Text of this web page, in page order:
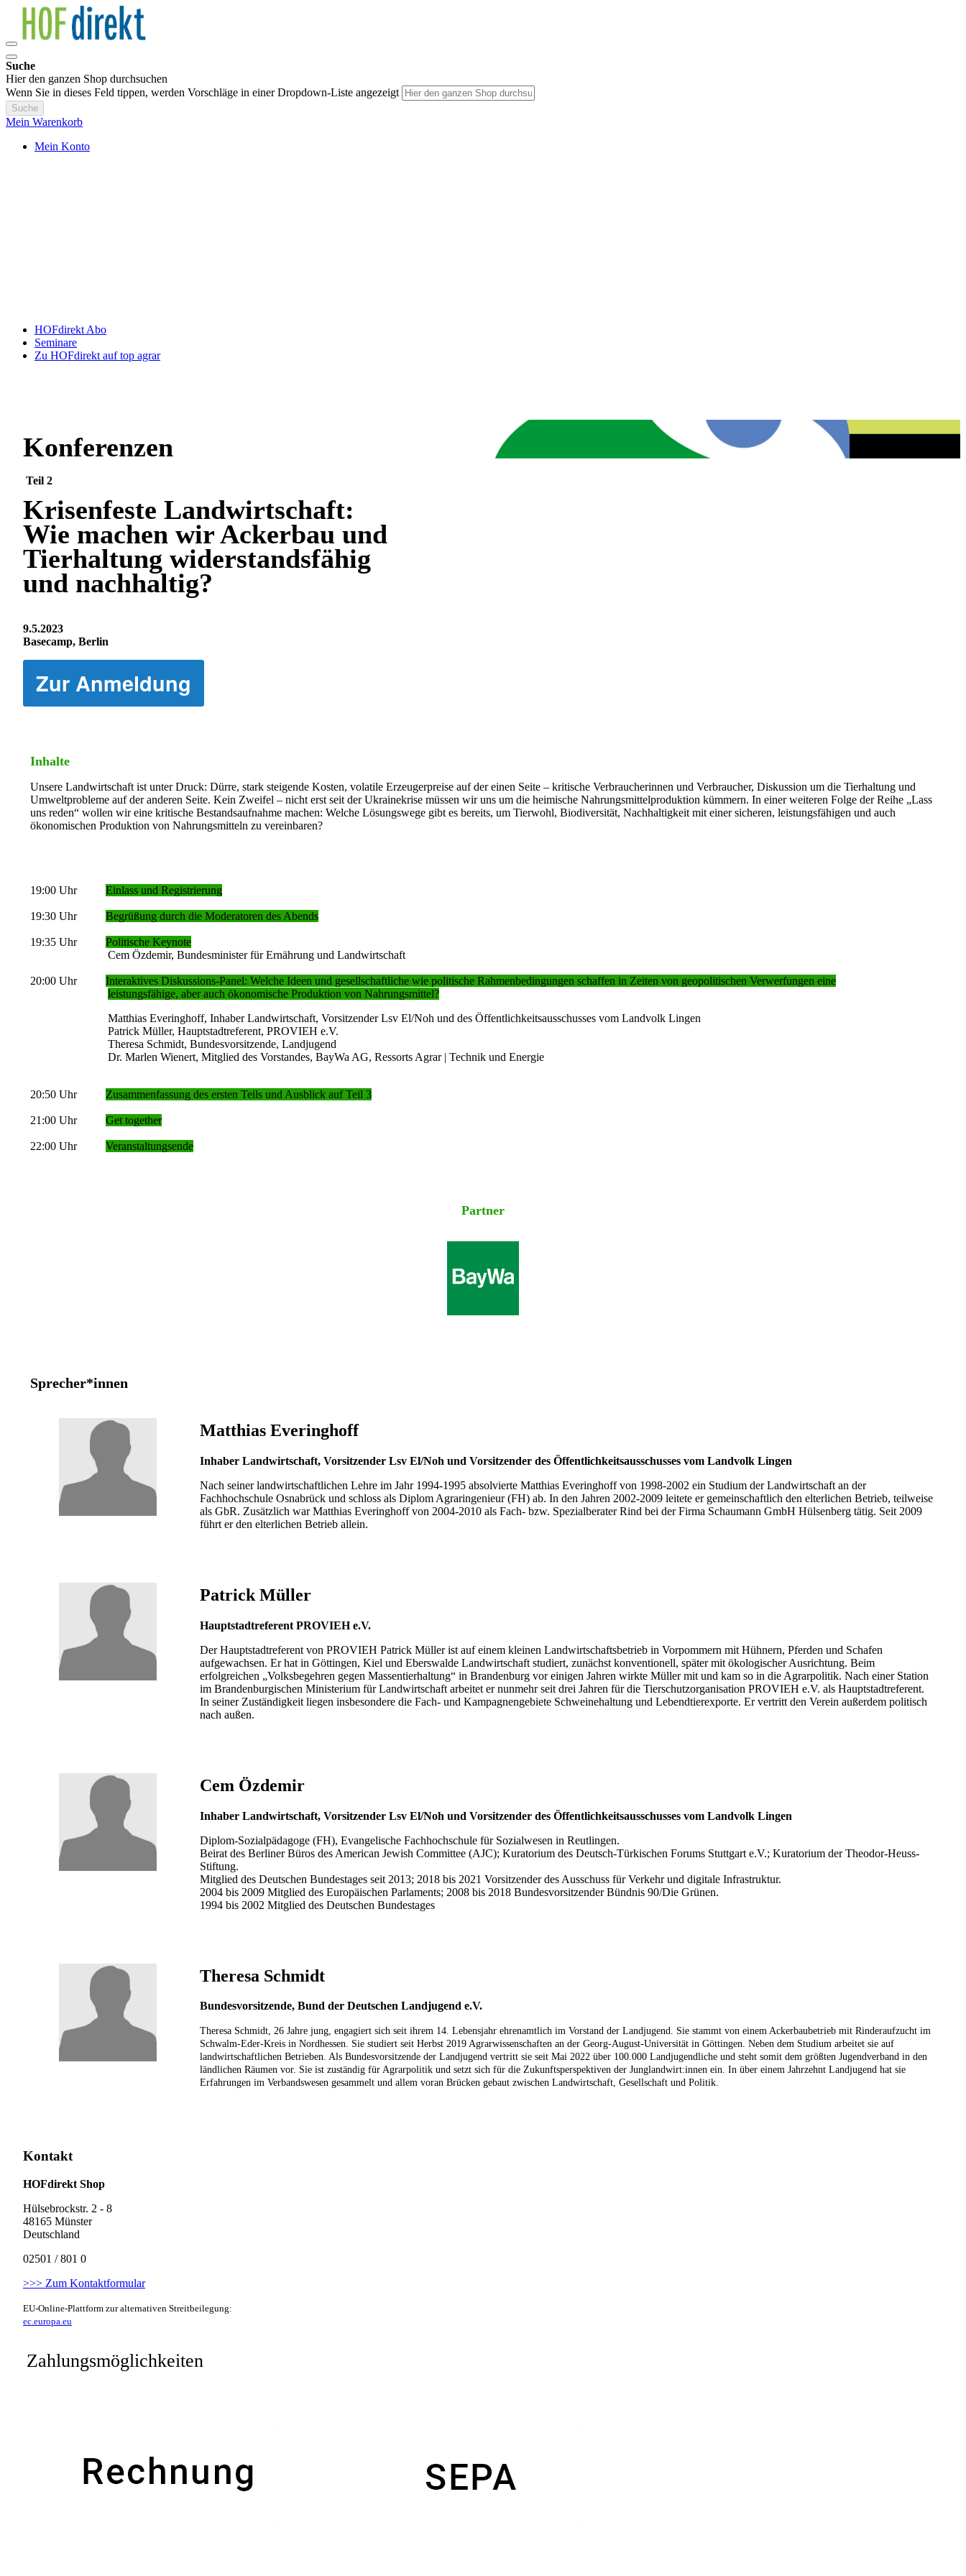
Suche
Hier den ganzen Shop durchsuchen
Wenn Sie in dieses Feld tippen, werden Vorschläge in einer Dropdown-Liste angezeigt
Suche
Mein Warenkorb
Mein Konto
HOFdirekt Abo
Seminare
Zu HOFdirekt auf top agrar
Konferenzen
Teil 2
Krisenfeste Landwirtschaft:
Wie machen wir Ackerbau und
Tierhaltung widerstandsfähig
und nachhaltig?
9.5.2023
Basecamp, Berlin
Zur Anmeldung
Inhalte
Unsere Landwirtschaft ist unter Druck: Dürre, stark steigende Kosten, volatile Erzeugerpreise auf der einen Seite – kritische Verbraucherinnen und Verbraucher, Diskussion um die Tierhaltung und
Umweltprobleme auf der anderen Seite. Kein Zweifel – nicht erst seit der Ukrainekrise müssen wir uns um die heimische Nahrungsmittelproduktion kümmern. In einer weiteren Folge der Reihe „Lass
uns reden“ wollen wir eine kritische Bestandsaufnahme machen: Welche Lösungswege gibt es bereits, um Tierwohl, Biodiversität, Nachhaltigkeit mit einer sicheren, leistungsfähigen und auch
ökonomischen Produktion von Nahrungsmitteln zu vereinbaren?
19:00 Uhr Einlass und Registrierung
19:30 Uhr Begrüßung durch die Moderatoren des Abends
19:35 Uhr Politische Keynote
Cem Özdemir, Bundesminister für Ernährung und Landwirtschaft
20:00 Uhr Interaktives Diskussions-Panel: Welche Ideen und gesellschaftliche wie politische Rahmenbedingungen schaffen in Zeiten von geopolitischen Verwerfungen eine
leistungsfähige, aber auch ökonomische Produktion von Nahrungsmittel?
Matthias Everinghoff, Inhaber Landwirtschaft, Vorsitzender Lsv El/Noh und des Öffentlichkeitsausschusses vom Landvolk Lingen
Patrick Müller, Hauptstadtreferent, PROVIEH e.V.
Theresa Schmidt, Bundesvorsitzende, Landjugend
Dr. Marlen Wienert, Mitglied des Vorstandes, BayWa AG, Ressorts Agrar | Technik und Energie
20:50 Uhr Zusammenfassung des ersten Teils und Ausblick auf Teil 3
21:00 Uhr Get together
22:00 Uhr Veranstaltungsende
Partner
Sprecher*innen
Matthias Everinghoff
Inhaber Landwirtschaft, Vorsitzender Lsv El/Noh und Vorsitzender des Öffentlichkeitsausschusses vom Landvolk Lingen
Nach seiner landwirtschaftlichen Lehre im Jahr 1994-1995 absolvierte Matthias Everinghoff von 1998-2002 ein Studium der Landwirtschaft an der
Fachhochschule Osnabrück und schloss als Diplom Agraringenieur (FH) ab. In den Jahren 2002-2009 leitete er gemeinschaftlich den elterlichen Betrieb, teilweise
als GbR. Zusätzlich war Matthias Everinghoff von 2004-2010 als Fach- bzw. Spezialberater Rind bei der Firma Schaumann GmbH Hülsenberg tätig. Seit 2009
führt er den elterlichen Betrieb allein.
Patrick Müller
Hauptstadtreferent PROVIEH e.V.
Der Hauptstadtreferent von PROVIEH Patrick Müller ist auf einem kleinen Landwirtschaftsbetrieb in Vorpommern mit Hühnern, Pferden und Schafen
aufgewachsen. Er hat in Göttingen, Kiel und Eberswalde Landwirtschaft studiert, zunächst konventionell, später mit ökologischer Ausrichtung. Beim
erfolgreichen „Volksbegehren gegen Massentierhaltung“ in Brandenburg vor einigen Jahren wirkte Müller mit und kam so in die Agrarpolitik. Nach einer Station
im Brandenburgischen Ministerium für Landwirtschaft arbeitet er nunmehr seit drei Jahren für die Tierschutzorganisation PROVIEH e.V. als Hauptstadtreferent.
In seiner Zuständigkeit liegen insbesondere die Fach- und Kampagnengebiete Schweinehaltung und Lebendtierexporte. Er vertritt den Verein außerdem politisch
nach außen.
Cem Özdemir
Inhaber Landwirtschaft, Vorsitzender Lsv El/Noh und Vorsitzender des Öffentlichkeitsausschusses vom Landvolk Lingen
Diplom-Sozialpädagoge (FH), Evangelische Fachhochschule für Sozialwesen in Reutlingen.
Beirat des Berliner Büros des American Jewish Committee (AJC); Kuratorium des Deutsch-Türkischen Forums Stuttgart e.V.; Kuratorium der Theodor-Heuss-
Stiftung.
Mitglied des Deutschen Bundestages seit 2013; 2018 bis 2021 Vorsitzender des Ausschuss für Verkehr und digitale Infrastruktur.
2004 bis 2009 Mitglied des Europäischen Parlaments; 2008 bis 2018 Bundesvorsitzender Bündnis 90/Die Grünen.
1994 bis 2002 Mitglied des Deutschen Bundestages
Theresa Schmidt
Bundesvorsitzende, Bund der Deutschen Landjugend e.V.
Theresa Schmidt, 26 Jahre jung, engagiert sich seit ihrem 14. Lebensjahr ehrenamtlich im Vorstand der Landjugend. Sie stammt von einem Ackerbaubetrieb mit Rinderaufzucht im
Schwalm-Eder-Kreis in Nordhessen. Sie studiert seit Herbst 2019 Agrarwissenschaften an der Georg-August-Universität in Göttingen. Neben dem Studium arbeitet sie auf
landwirtschaftlichen Betrieben. Als Bundesvorsitzende der Landjugend vertritt sie seit Mai 2022 über 100.000 Landjugendliche und steht somit dem größten Jugendverband in den
ländlichen Räumen vor. Sie ist zuständig für Agrarpolitik und setzt sich für die Zukunftsperspektiven der Junglandwirt:innen ein. In über einem Jahrzehnt Landjugend hat sie
Erfahrungen im Verbandswesen gesammelt und allem voran Brücken gebaut zwischen Landwirtschaft, Gesellschaft und Politik.
Kontakt
HOFdirekt Shop
Hülsebrockstr. 2 - 8
48165 Münster
Deutschland
02501 / 801 0
>>> Zum Kontaktformular
EU-Online-Plattform zur alternativen Streitbeilegung:
ec.europa.eu
Zahlungsmöglichkeiten